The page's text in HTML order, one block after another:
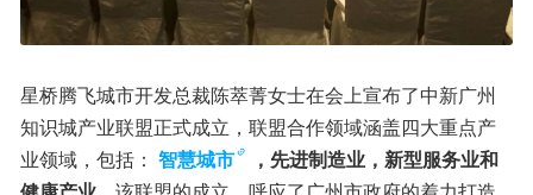
星桥腾飞城市开发总裁陈萃菁女士在会上宣布了中新广州
知识城产业联盟正式成立，联盟合作领域涵盖四大重点产
业领域，包括： 智慧城市
，先进制造业，新型服务业和